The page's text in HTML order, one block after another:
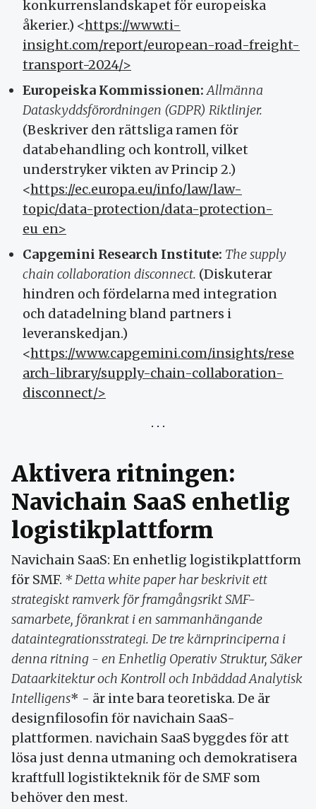
konkurrenslandskapet för europeiska
åkerier.) <https://www.ti-
insight.com/report/european-road-freight-
transport-2024/>
Europeiska Kommissionen: Allmänna
Dataskyddsförordningen (GDPR) Riktlinjer.
(Beskriver den rättsliga ramen för
databehandling och kontroll, vilket
understryker vikten av Princip 2.)
<https://ec.europa.eu/info/law/law-
topic/data-protection/data-protection-
eu_en>
Capgemini Research Institute: The supply
chain collaboration disconnect. (Diskuterar
hindren och fördelarna med integration
och datadelning bland partners i
leveranskedjan.)
<https://www.capgemini.com/insights/rese
arch-library/supply-chain-collaboration-
disconnect/>
Aktivera ritningen:
Navichain SaaS enhetlig
logistikplattform
Navichain SaaS: En enhetlig logistikplattform
för SMF. * Detta white paper har beskrivit ett
strategiskt ramverk för framgångsrikt SMF-
samarbete, förankrat i en sammanhängande
dataintegrationsstrategi. De tre kärnprinciperna i
denna ritning - en Enhetlig Operativ Struktur, Säker
Dataarkitektur och Kontroll och Inbäddad Analytisk
Intelligens* - är inte bara teoretiska. De är
designfilosofin för navichain SaaS-
plattformen. navichain SaaS byggdes för att
lösa just denna utmaning och demokratisera
kraftfull logistikteknik för de SMF som
behöver den mest.